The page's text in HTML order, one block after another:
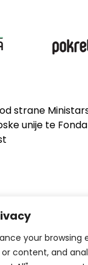
your browsing
content, and
strane
unije te